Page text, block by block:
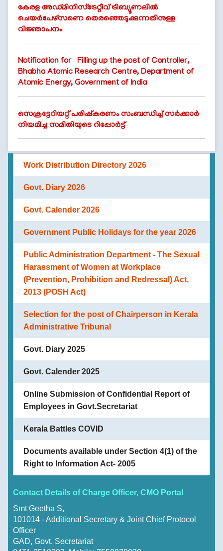
ABOUT
About
Us
Rules
of
Business
Order
of
Precedence
Who
is
Who
Structure
Divisions
Swatantrata
Samman
Yojana
Freedom
Fighter's
Pension
Other
Organisations
Office
Resident
Commissioner,
Delhi
State
Information
Commission
കേരള അഡ്മിനിസ്ട്രേറ്റീവ് ട്രിബ്യൂണലിൽ
ചെയർപേഴ്സണെ തെരഞ്ഞെടുക്കുന്നതിനുള്ള
വിജ്ഞാപനം
Notification for Filling up the post of Controller,
Bhabha Atomic Research Centre, Department of
Atomic Energy, Government of India
സെക്രട്ടേറിയറ്റ് പരിഷ്കരണം സംബന്ധിച്ച് സർക്കാർ
നിയമിച്ച സമിതിയുടെ റിപ്പോർട്ട്
egreetings.gov.in പോർട്ടൽ മുഖേന ആശംസകൾ
കൈമാറുന്നതിനുള്ള നിർദേശം
Right to Information: Handbook on
Rules,Guidelines,Circulars & Government Orders
issued
Seat wise work distribution directory of Government
Secretariat
പൊതു ഭരണ സെക്രെട്ടറിയേറ്റിലെ ജോലിഭാരം
ശാസ്ത്രീയമായി ക്രമീകരിക്കുന്നതുസംബന്ധിച്ചുള്ള പഠന
റിപ്പോർട്ട്
പൊതുഭരണ വകുപ്പ് ജീവനക്കാർ സർവീസിൽ നിന്ന്
വിരമിക്കുമ്പോഴും സർവീസിലിരിക്കവേ മരണപ്പെട്ടാലും
അർഹമായ ആനുകൂല്യങ്ങൾ ലഭ്യമാക്കുന്നതിനായി
ഹാജരാക്കേണ്ട രേഖകൾ
റീഇമ്പേഴ്സ്മെന്റ് അപേക്ഷകൾ സമർപ്പിക്കുന്നത്
View all
Work Distribution Directory 2026
Govt. Diary 2026
Govt. Calender 2026
Government Public Holidays for the year 2026
Public Administration Department - The Sexual
Harassment of Women at Workplace
(Prevention, Prohibition and Redressal) Act,
2013 (POSH Act)
Selection for the post of Chairperson in Kerala
Administrative Tribunal
Govt. Diary 2025
Govt. Calender 2025
Online Submission of Confidential Report of
Employees in Govt.Secretariat
Kerala Battles COVID
Documents available under Section 4(1) of the
Right to Information Act- 2005
Contact Details of Charge Officer, CMO Portal
Smt Geetha S,
101014 - Additional Secretary & Joint Chief Protocol
Officer
GAD, Govt. Secretariat